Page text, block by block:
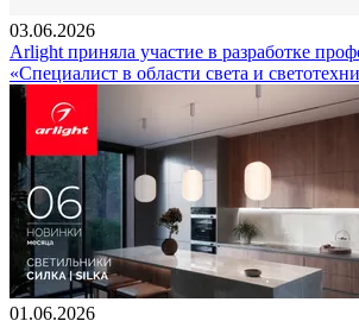
03.06.2026
Arlight приняла участие в разработке
«Специалист в области света и
01.06.2026